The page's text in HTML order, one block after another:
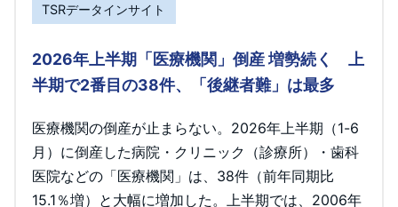
TSRデータインサイト
2026年上半期「医療機関」倒産 増勢続く 上
半期で2番目の38件、「後継者難」は最多
医療機関の倒産が止まらない。2026年上半期（1-6
月）に倒産した病院・クリニック（診療所）・歯科
医院などの「医療機関」は、38件（前年同期比
15.1％増）と大幅に増加した。上半期では、2006年